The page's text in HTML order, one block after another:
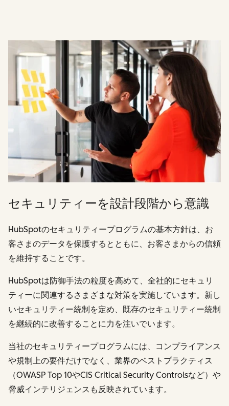
セキュリティーを設計段階から意識
HubSpotのセキュリティープログラムの基本方針は、お
客さまのデータを保護するとともに、お客さまからの信頼
を維持することです。
HubSpotは防御手法の粒度を高めて、全社的にセキュリ
ティーに関連するさまざまな対策を実施しています。新し
いセキュリティー統制を定め、既存のセキュリティー統制
を継続的に改善することに力を注いでいます。
当社のセキュリティープログラムには、コンプライアンス
や規制上の要件だけでなく、業界のベストプラクティス
（OWASP Top 10やCIS Critical Security Controlsなど）や
脅威インテリジェンスも反映されています。